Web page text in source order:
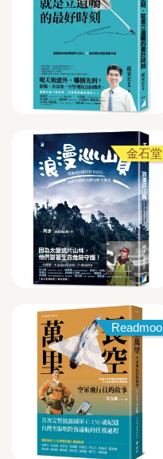
金石堂
Readmoo